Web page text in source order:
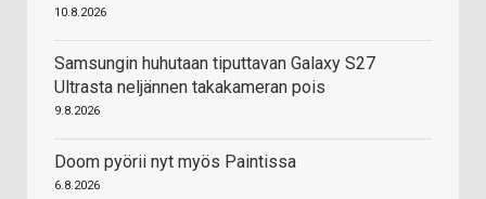
10.8.2026
Samsungin huhutaan tiputtavan Galaxy S27
Ultrasta neljännen takakameran pois
9.8.2026
Doom pyörii nyt myös Paintissa
6.8.2026